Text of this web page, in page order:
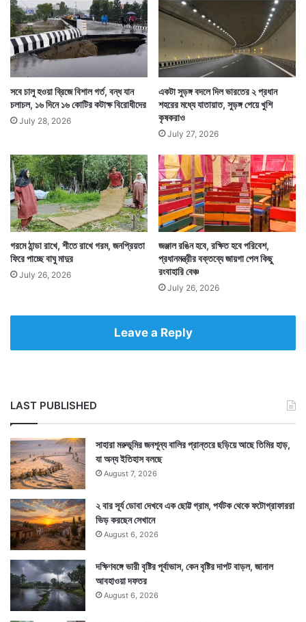
এমনকি ম্যানেজারকে ডাকার পরও তিনি নাকি আসেননি। গত
রবিবার ঘটা ঘটনার এই খবর ছড়িয়ে পড়ার পর দেশের বিভিন্ন
সংবাদমাধ্যমে এই খবর প্রকাশিত হয়।
সবে চালু হওয়া ব্রিজে বিশাল গর্ত, বন্ধ যান
চলাচল, ১৬ দিনে ১৬ কোটির কটাক্ষ বিরোধীদের
July 28, 2026
একটা সুড়ঙ্গ বদলে দিল ভারতের ২ প্রধান
শহরের মধ্যে যাতায়াত, সুড়ঙ্গ পেয়ে খুশি
কৃষকরাও
July 27, 2026
গরমে ঠান্ডা রাখে, শীতে রাখে গরম, জনপ্রিয়তা
ফিরে পাচ্ছে বাঘু মাদুর
July 26, 2026
জঞ্জাল রঙিন হবে, রক্ষিত হবে পরিবেশ,
প্রধানমন্ত্রীর বক্তব্যে জায়গা পেল কিছু
রংবাহারি বেঞ্চ
July 26, 2026
Leave a Reply
LAST PUBLISHED
সাহারা মরুভূমির জনশূন্য বালির প্রান্তরে ছড়িয়ে আছে তিমির হাড়,
যা অন্য ইতিহাস বলছে
August 7, 2026
২ বার সূর্য ডোবা দেখবে এক ছোট্ট গ্রাম, পর্যটক থেকে ফটোগ্রাফাররা
ভিড় করছেন সেখানে
August 6, 2026
দক্ষিণবঙ্গে ভারী বৃষ্টির পূর্বাভাস, কেন বৃষ্টির দাপট বাড়ল, জানাল
আবহাওয়া দফতর
August 6, 2026